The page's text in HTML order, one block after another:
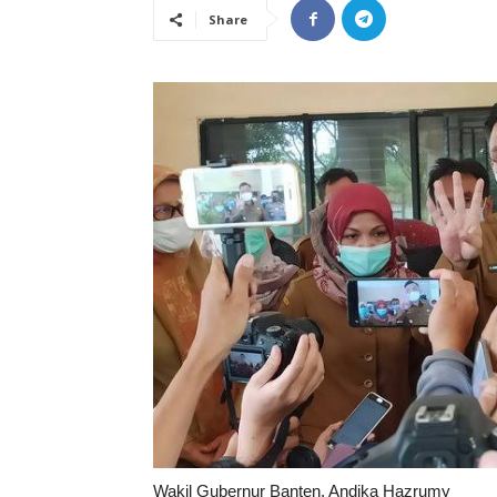
Share
Wakil Gubernur Banten, Andika Hazrumy